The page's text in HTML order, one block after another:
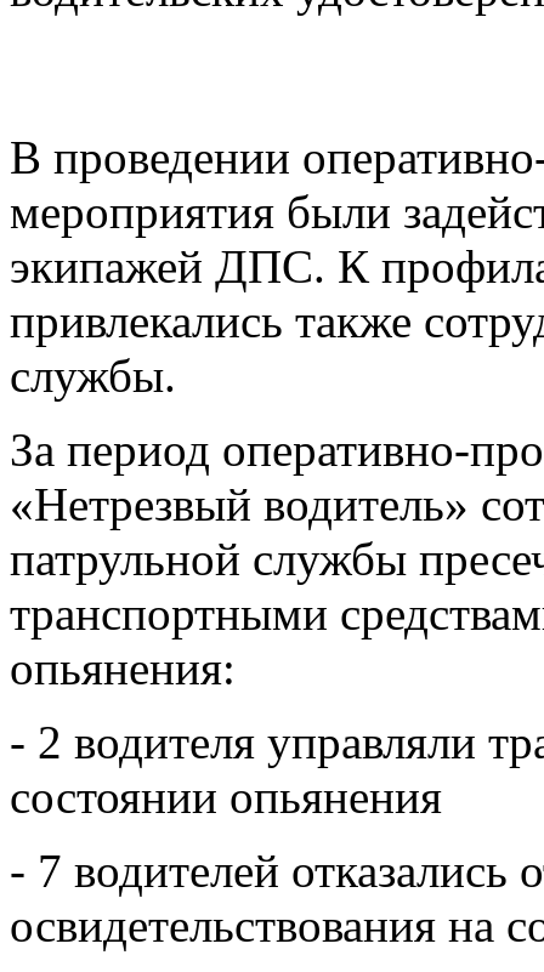
В проведении
мероприятия были
экипажей ДПС. К
привлекались также
службы.
За период оперативно-
«Нетрезвый водитель»
патрульной службы
транспортными
опьянения:
- 2 водителя управляли
состоянии опьянения
- 7 водителей
освидетельствования на